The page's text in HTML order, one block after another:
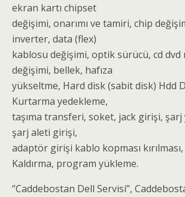
ekran kartı chipset
değişimi, onarımı ve tamiri, chip
inverter, data (flex)
kablosu değişimi, optik sürücü, cd dvd
değişimi, bellek, hafıza
yükseltme, Hard disk (sabit disk) Hdd
Kurtarma yedekleme,
taşıma transferi, soket, jack girişi, şarj
şarj aleti girişi,
adaptör girişi kablo kopması
Kaldırma, program yükleme.
‘’Caddebostan Dell Servisi’’,